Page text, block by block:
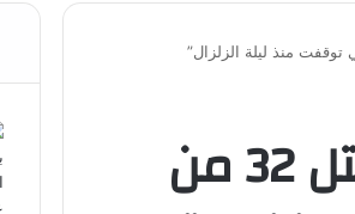
معلمة مغربية تبكي مقتل 32 من